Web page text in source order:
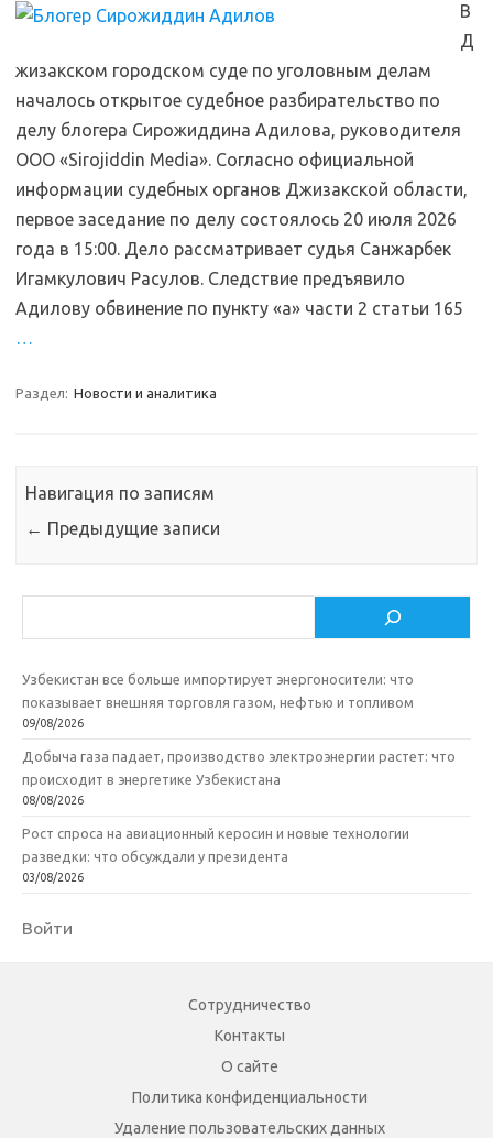
В
Д
жизакском городском суде по уголовным делам
началось открытое судебное разбирательство по
делу блогера Сирожиддина Адилова, руководителя
ООО «Sirojiddin Media». Согласно официальной
информации судебных органов Джизакской области,
первое заседание по делу состоялось 20 июля 2026
года в 15:00. Дело рассматривает судья Санжарбек
Игамкулович Расулов. Следствие предъявило
Адилову обвинение по пункту «а» части 2 статьи 165
…
Раздел: Новости и аналитика
Навигация по записям
← Предыдущие записи
Узбекистан все больше импортирует энергоносители: что
показывает внешняя торговля газом, нефтью и топливом
09/08/2026
Добыча газа падает, производство электроэнергии растет: что
происходит в энергетике Узбекистана
08/08/2026
Рост спроса на авиационный керосин и новые технологии
разведки: что обсуждали у президента
03/08/2026
Войти
Сотрудничество
Контакты
О сайте
Политика конфиденциальности
Удаление пользовательских данных